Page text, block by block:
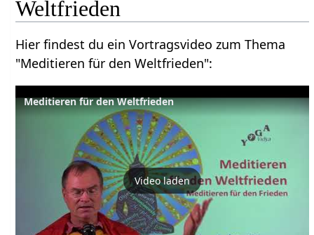
Weltfrieden
Hier findest du ein Vortragsvideo zum Thema
"Meditieren für den Weltfrieden":
Meditieren für den Weltfrieden
Video laden